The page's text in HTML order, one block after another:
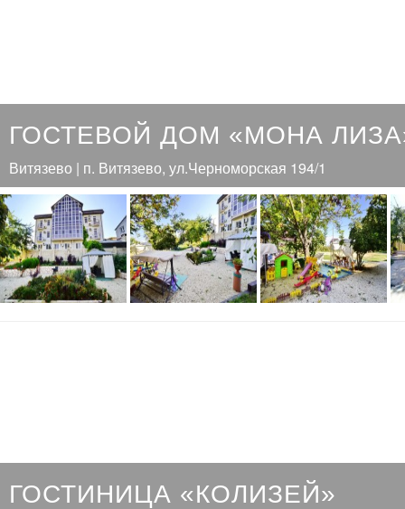
ГОСТЕВОЙ ДОМ «МОНА
Витязево | п. Витязево, ул.Черноморская 194/1
ГОСТИНИЦА «КОЛИЗЕЙ»